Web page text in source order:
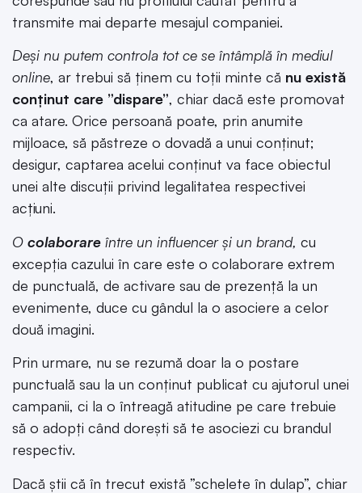
transmite mai departe mesajul companiei.
Deși nu putem controla tot ce se întâmplă în mediul
online, ar trebui să ținem cu toții minte că nu există
conținut care ”dispare”, chiar dacă este promovat
ca atare. Orice persoană poate, prin anumite
mijloace, să păstreze o dovadă a unui conținut;
desigur, captarea acelui conținut va face obiectul
unei alte discuții privind legalitatea respectivei
acțiuni.
O colaborare între un influencer și un brand, cu
excepția cazului în care este o colaborare extrem
de punctuală, de activare sau de prezență la un
evenimente, duce cu gândul la o asociere a celor
două imagini.
Prin urmare, nu se rezumă doar la o postare
punctuală sau la un conținut publicat cu ajutorul unei
campanii, ci la o întreagă atitudine pe care trebuie
să o adopți când dorești să te asociezi cu brandul
respectiv.
Dacă știi că în trecut există ”schelete în dulap”, chiar